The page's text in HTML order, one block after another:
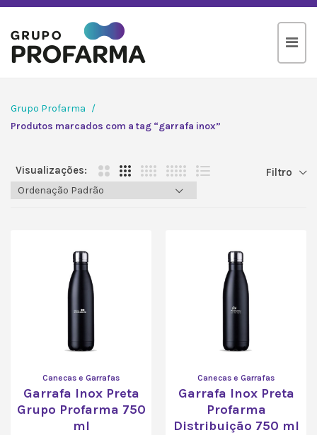
Grupo Profarma
Produtos marcados com a tag “garrafa inox”
Visualizações: Filtro
Canecas e Garrafas
Garrafa Inox Preta
Grupo Profarma 750
ml
Canecas e Garrafas
Garrafa Inox Preta
Profarma
Distribuição 750 ml